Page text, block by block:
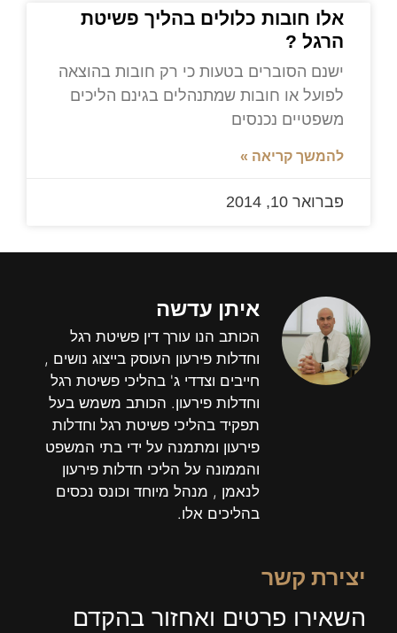
אלו חובות כלולים בהליך פשיטת
הרגל ?
ישנם הסוברים בטעות כי רק חובות בהוצאה
לפועל או חובות שמתנהלים בגינם הליכים
משפטיים נכנסים
להמשך קריאה »
פברואר 10, 2014
איתן עדשה
הכותב הנו עורך דין פשיטת רגל
וחדלות פירעון העוסק בייצוג נושים ,
חייבים וצדדי ג' בהליכי פשיטת רגל
וחדלות פירעון. הכותב משמש בעל
תפקיד בהליכי פשיטת רגל וחדלות
פירעון ומתמנה על ידי בתי המשפט
והממונה על הליכי חדלות פירעון
לנאמן , מנהל מיוחד וכונס נכסים
בהליכים אלו.
יצירת קשר
השאירו פרטים ואחזור בהקדם